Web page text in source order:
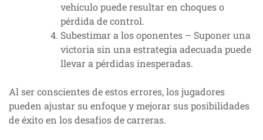
vehículo puede resultar en choques o
pérdida de control.
Subestimar a los oponentes – Suponer una
victoria sin una estrategia adecuada puede
llevar a pérdidas inesperadas.
Al ser conscientes de estos errores, los jugadores
pueden ajustar su enfoque y mejorar sus posibilidades
de éxito en los desafíos de carreras.